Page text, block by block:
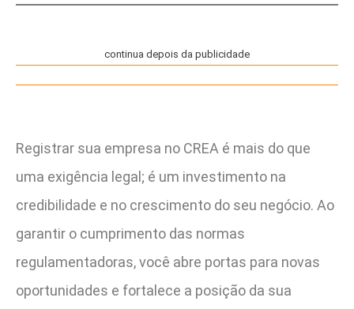
continua depois da publicidade
Registrar sua empresa no CREA é mais do que
uma exigência legal; é um investimento na
credibilidade e no crescimento do seu negócio. Ao
garantir o cumprimento das normas
regulamentadoras, você abre portas para novas
oportunidades e fortalece a posição da sua